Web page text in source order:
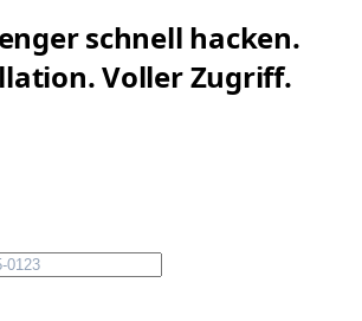
schnell hacken.
Voller Zugriff.